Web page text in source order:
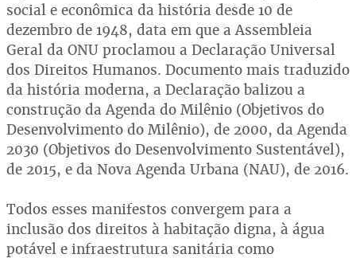
social e econômica da história desde 10 de
dezembro de 1948, data em que a Assembleia
Geral da ONU proclamou a Declaração Universal
dos Direitos Humanos. Documento mais traduzido
da história moderna, a Declaração balizou a
construção da Agenda do Milênio (Objetivos do
Desenvolvimento do Milênio), de 2000, da Agenda
2030 (Objetivos do Desenvolvimento Sustentável),
de 2015, e da Nova Agenda Urbana (NAU), de 2016.
Todos esses manifestos convergem para a
inclusão dos direitos à habitação digna, à água
potável e infraestrutura sanitária como